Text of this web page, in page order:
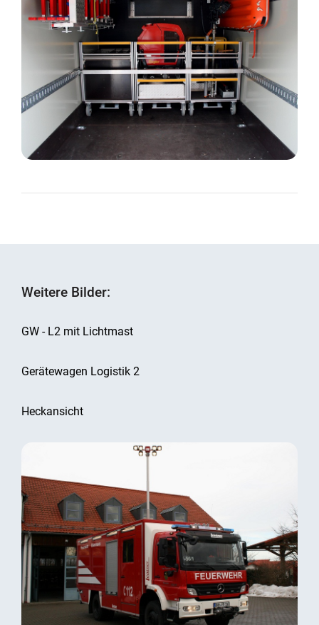
Weitere Bilder:
GW - L2 mit Lichtmast
Gerätewagen Logistik 2
Heckansicht